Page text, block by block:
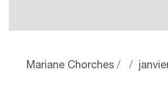
Mariane Chorches